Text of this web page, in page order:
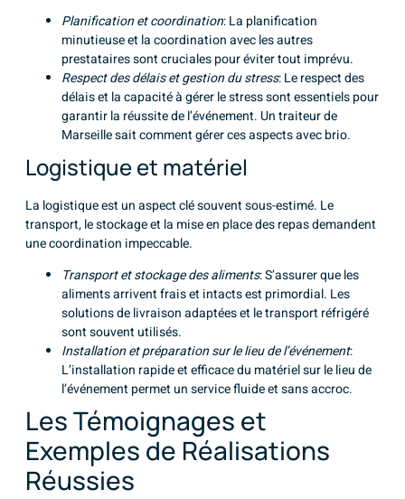
Planification et coordination: La planification
minutieuse et la coordination avec les autres
prestataires sont cruciales pour éviter tout imprévu.
Respect des délais et gestion du stress: Le respect des
délais et la capacité à gérer le stress sont essentiels pour
garantir la réussite de l’événement. Un traiteur de
Marseille sait comment gérer ces aspects avec brio.
Logistique et matériel
La logistique est un aspect clé souvent sous-estimé. Le
transport, le stockage et la mise en place des repas demandent
une coordination impeccable.
Transport et stockage des aliments: S’assurer que les
aliments arrivent frais et intacts est primordial. Les
solutions de livraison adaptées et le transport réfrigéré
sont souvent utilisés.
Installation et préparation sur le lieu de l’événement:
L’installation rapide et efficace du matériel sur le lieu de
l’événement permet un service fluide et sans accroc.
Les Témoignages et
Exemples de Réalisations
Réussies